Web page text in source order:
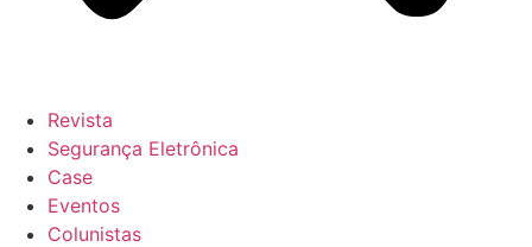
Revista
Segurança Eletrônica
Case
Eventos
Colunistas